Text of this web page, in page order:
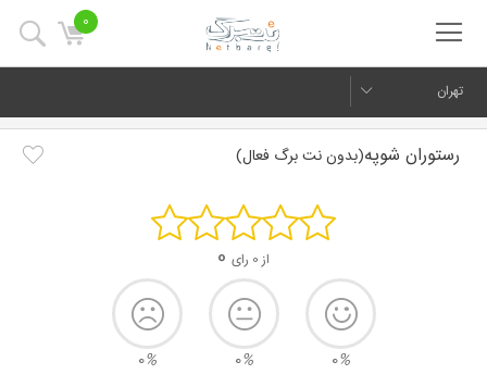
0
تهران
رستوران شوپه(بدون نت برگ فعال)
از 0 رای 0
0%
0%
0%